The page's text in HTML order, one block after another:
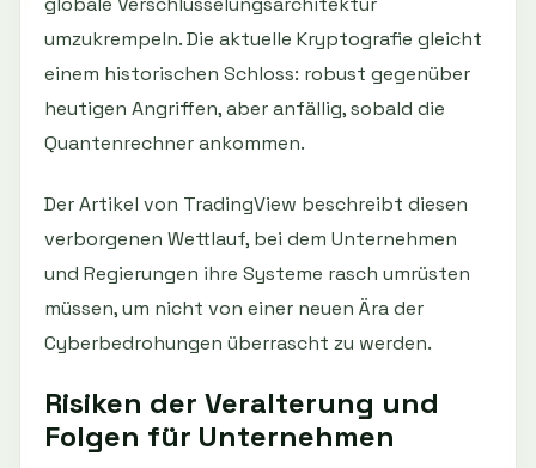
umzukrempeln. Die aktuelle Kryptografie gleicht
einem historischen Schloss: robust gegenüber
heutigen Angriffen, aber anfällig, sobald die
Quantenrechner ankommen.
Der Artikel von TradingView beschreibt diesen
verborgenen Wettlauf, bei dem Unternehmen
und Regierungen ihre Systeme rasch umrüsten
müssen, um nicht von einer neuen Ära der
Cyberbedrohungen überrascht zu werden.
Risiken der Veralterung und
Folgen für Unternehmen